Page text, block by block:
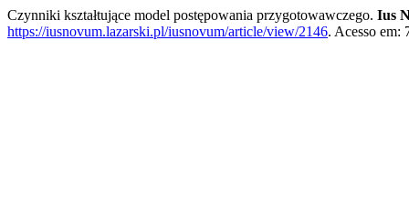
Czynniki kształtujące model postępowania przygotowawczego. Ius
https://iusnovum.lazarski.pl/iusnovum/article/view/2146. Acesso em: